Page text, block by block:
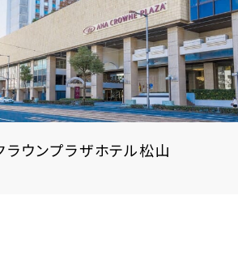
ラウンプラザホテル松山